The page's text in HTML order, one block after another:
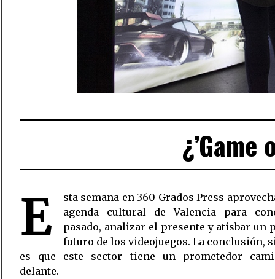
¿’Game
E
sta semana en 360 Grados Press
agenda cultural de Valencia para
pasado, analizar el presente y atisbar un
futuro de los videojuegos. La conclusión,
es que este sector tiene un prometedor
delante.